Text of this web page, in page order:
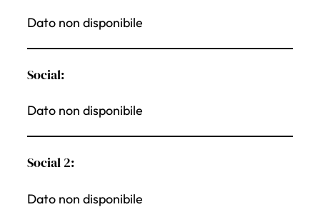
Dato non disponibile
Social:
Dato non disponibile
Social 2:
Dato non disponibile